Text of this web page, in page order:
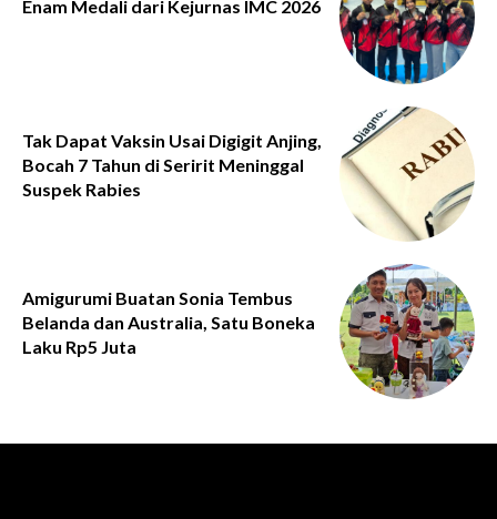
Enam Medali dari Kejurnas IMC 2026
Tak Dapat Vaksin Usai Digigit Anjing,
Bocah 7 Tahun di Seririt Meninggal
Suspek Rabies
Amigurumi Buatan Sonia Tembus
Belanda dan Australia, Satu Boneka
Laku Rp5 Juta